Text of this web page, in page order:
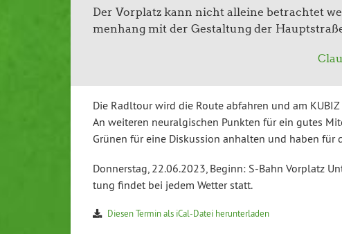
Der Vorplatz kann nicht alleine be­trach­tet
men­hang mit der Ge­stal­tung der
Die Radltour wird die Route abfahren und am
An weiteren neur­al­gi­schen Punkten für ein gutes
Grünen für eine Dis­kus­si­on anhalten und haben
Don­ners­tag, 22.06.2023, Beginn: S-Bahn Vorplatz
tung findet bei jedem Wetter statt.
Diesen Termin als iCal-Da­tei her­un­ter­la­den